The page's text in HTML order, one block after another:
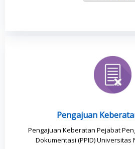
Pengajuan
Pengajuan Keberatan Pejabat
Dokumentasi (PPID) Universitas